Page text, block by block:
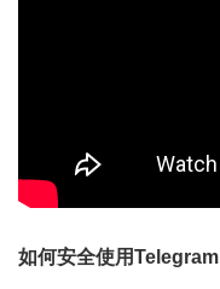
如何安全使用Telegram